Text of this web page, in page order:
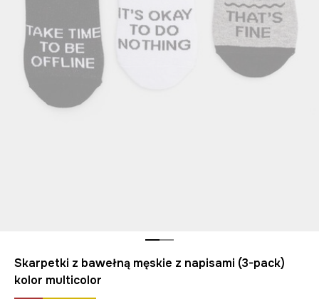
Skarpetki z bawełną męskie z napisami (3-pack)
kolor multicolor